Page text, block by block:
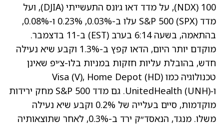
100 (NDX), על מדד דאו ג׳ונס התעשייתי (DJIA), ועל
מדד S&P 500 (SPX) עלו ב-0.03%, 0.23% ו-0.08%,
בהתאמה, בשעה 6:14 בערב (EST) ב-11 בדצמבר.
מוקדם יותר היום, הדאו קפץ ב-1.3% וקבע שיא נעילה
חדש, בהובלת עליות חזקות במניות בלו-צ׳יפ שאינן
טכנולוגיה כמו Visa
(V), Home Depot (HD)
ו‑UnitedHealth(UNH)
. גם מדד S&P 500 מחק ירידות
מוקדמות, סיים בעלייה של 0.2% וקבע שיא נעילה
משלו. מנגד, הנאסד״ק ירד ב-0.3%, לאחר שתוצאותיה